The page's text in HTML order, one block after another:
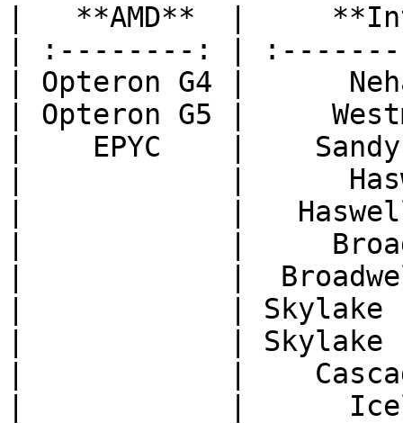
|   **AMD**  |
| :--------: |
| Opteron G4 |
| Opteron G5 |
|    EPYC    |
|            |
|            |
|            |
|            |
|            |
|            |
|            |
|            |